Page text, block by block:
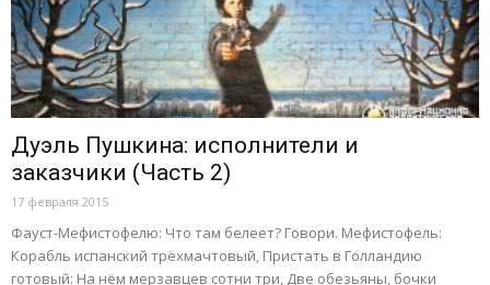
Дуэль Пушкина: исполнители и
заказчики (Часть 2)
17 февраля 2015
Фауст-Мефистофелю: Что там белеет? Говори. Мефистофель:
Корабль испанский трёхмачтовый, Пристать в Голландию
готовый: На нём мерзавцев сотни три, Две обезьяны, бочки